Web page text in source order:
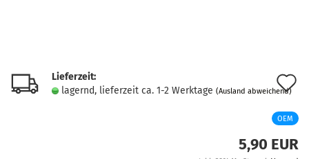
Lieferzeit:
lagernd, lieferzeit ca. 1-2 Werktage (Ausland abweichend)
OEM
5,90 EUR